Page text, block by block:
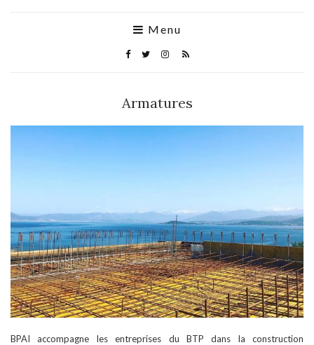
Menu
Armatures
BPAI accompagne les entreprises du BTP dans la construction